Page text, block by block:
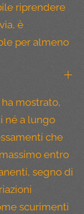
riprendere
è
per almeno
mostrato,
né a lungo
che
entro
segno di
scurimenti